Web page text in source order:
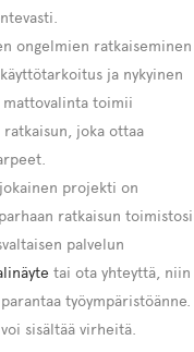
ongelmien ratkaiseminen
ja nykyinen
mattovalinta toimii
joka ottaa
projekti on
ratkaisun toimistosi
palvelun
tai ota yhteyttä, niin
työympäristöänne.
sisältää virheitä.